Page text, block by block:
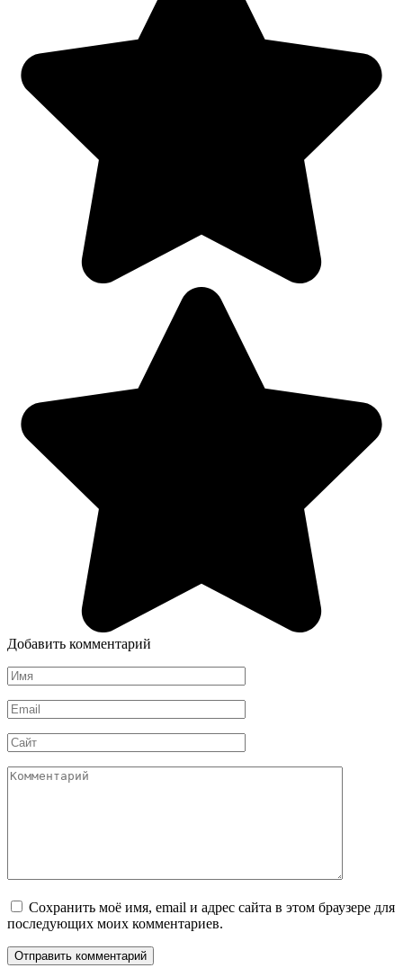
Добавить комментарий
Имя
*
Email
*
Сайт
Комментарий
Сохранить моё имя, email и адрес сайта в этом браузере для
последующих моих комментариев.